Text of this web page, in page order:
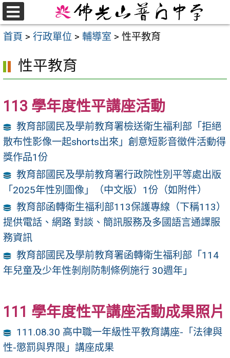
跳
至
主
區
首頁 > 行政單位 > 輔導室 > 性平教育
性平教育
113 學年度性平講座活動
教育部國民及學前教育署檢送衛生福利部「拒絕
散布性影像一起shorts出來」創意短影音徵件活動得
獎作品1份
教育部國民及學前教育署行政院性別平等處出版
「2025年性別圖像」（中文版）1份（如附件）
教育部函轉衛生福利部113保護專線（下稱113）
提供電話、網路 對談、簡訊服務及多國語言通譯服
務資訊
教育部國民及學前教育署函轉衛生福利部「114
年兒童及少年性剝削防制條例施行 30週年」
111 學年度性平講座活動成果照片
111.08.30 高中職一年級性平教育講座-「法律與
性-懲罰與界限」講座成果
選
單